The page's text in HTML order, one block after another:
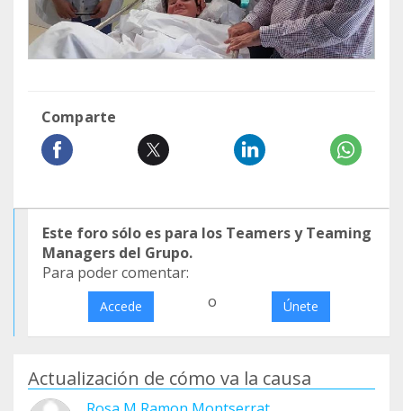
Comparte
Este foro sólo es para los Teamers y Teaming
Managers del Grupo.
Para poder comentar:
Accede o Únete
Actualización de cómo va la causa